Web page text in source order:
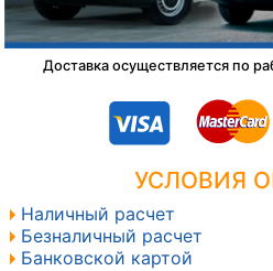
Доставка осуществляется по
УСЛОВИЯ
Наличный расчет
Безналичный расчет
Банковской картой